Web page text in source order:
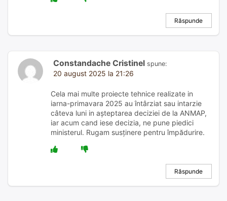
Răspunde
Constandache Cristinel spune:
20 august 2025 la 21:26
Cela mai multe proiecte tehnice realizate in
iarna-primavara 2025 au întârziat sau intarzie
câteva luni in așteptarea deciziei de la ANMAP,
iar acum cand iese decizia, ne pune piedici
ministerul. Rugam susținere pentru împădurire.
Răspunde